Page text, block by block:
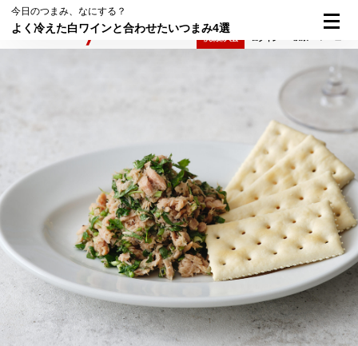
今日のつまみ、なにする？
よく冷えた白ワインと合わせたいつまみ4選